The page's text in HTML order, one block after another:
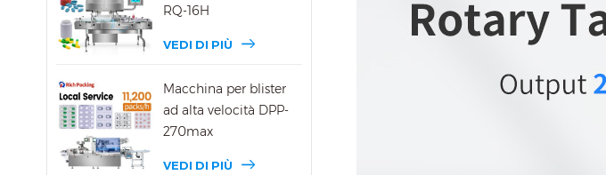
RQ-16H
VEDI DI PIÙ
Macchina per blister
ad alta velocità DPP-
270max
VEDI DI PIÙ